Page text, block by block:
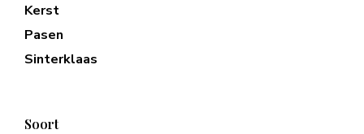
Kerst
Pasen
Sinterklaas
Soort